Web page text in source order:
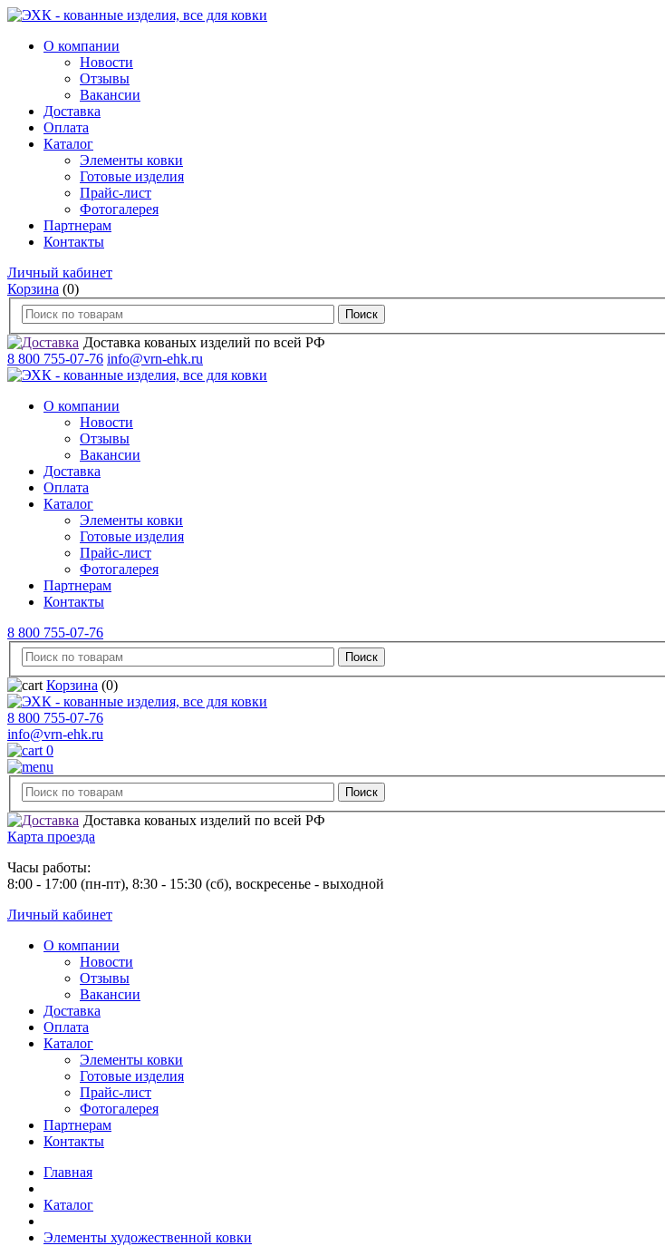
О компании
Новости
Отзывы
Вакансии
Доставка
Оплата
Каталог
Элементы ковки
Готовые изделия
Прайс-лист
Фотогалерея
Партнерам
Контакты
Личный кабинет
Корзина (0)
Доставка кованых изделий по всей РФ
8 800 755-07-76 info@vrn-ehk.ru
О компании
Новости
Отзывы
Вакансии
Доставка
Оплата
Каталог
Элементы ковки
Готовые изделия
Прайс-лист
Фотогалерея
Партнерам
Контакты
8 800 755-07-76
Корзина (0)
8 800 755-07-76
info@vrn-ehk.ru
0
Доставка кованых изделий по всей РФ
Карта проезда
Часы работы:
8:00 - 17:00 (пн-пт), 8:30 - 15:30 (сб), воскресенье - выходной
Личный кабинет
О компании
Новости
Отзывы
Вакансии
Доставка
Оплата
Каталог
Элементы ковки
Готовые изделия
Прайс-лист
Фотогалерея
Партнерам
Контакты
Главная
Каталог
Элементы художественной ковки